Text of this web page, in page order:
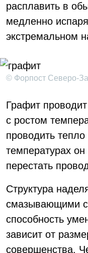
расплавить в
медленно
экстремальном
© Форпост Северо-
Графит
с ростом
проводить
температурах он
перестать
Структура
смазывающими
способность
зависит от
совершенства.